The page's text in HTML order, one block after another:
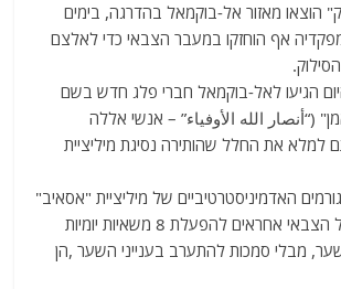
הוצאו מאזור אל-בוקמאל בהדרגה, בימים
אף הוחזקו במעבר הצבאי כדי לאלצם
הגיעו לאל-בוקמאל חברי פלג חדש בשם
(“أنصار الله الأوفياء” – אנשי אללה
למלא את החלל שהותירה נסיגת מיליציית
האדמיניסטרטיביים של מיליציית "אסאיב"
בשער מעבר הגבול הצבאי אחראים להפעלת 8 משאיות יומיות
מבלי סמכות להתערב בענייני השער ,הן